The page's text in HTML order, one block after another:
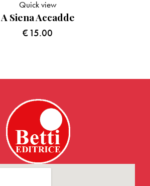
A Siena Accadde
€15.00
Quick view